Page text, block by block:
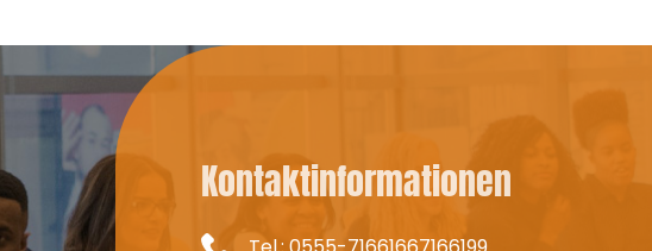
Kontaktinformationen